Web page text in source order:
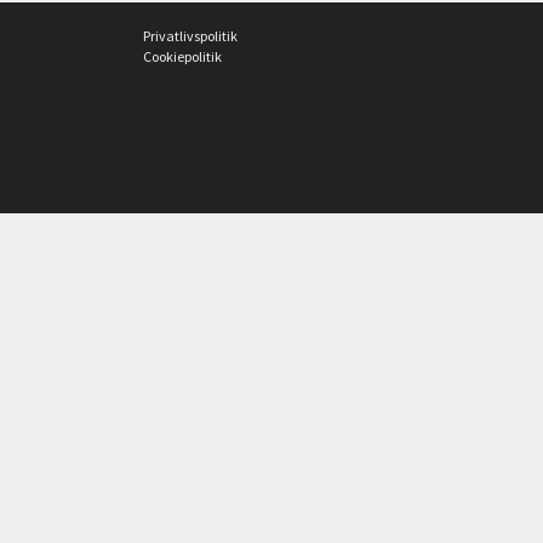
Privatlivspolitik
Cookiepolitik